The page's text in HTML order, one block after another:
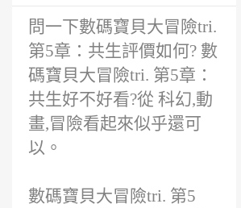
問一下數碼寶貝大冒險tri.
第5章：共生評價如何? 數
碼寶貝大冒險tri. 第5章：
共生好不好看?從 科幻,動
畫,冒險看起來似乎還可
以。
數碼寶貝大冒險tri. 第5